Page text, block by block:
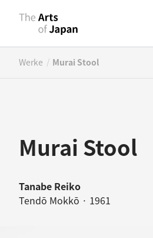
Werke / Murai Stool
Murai Stool
Tanabe Reiko
Tendō Mokkō · 1961